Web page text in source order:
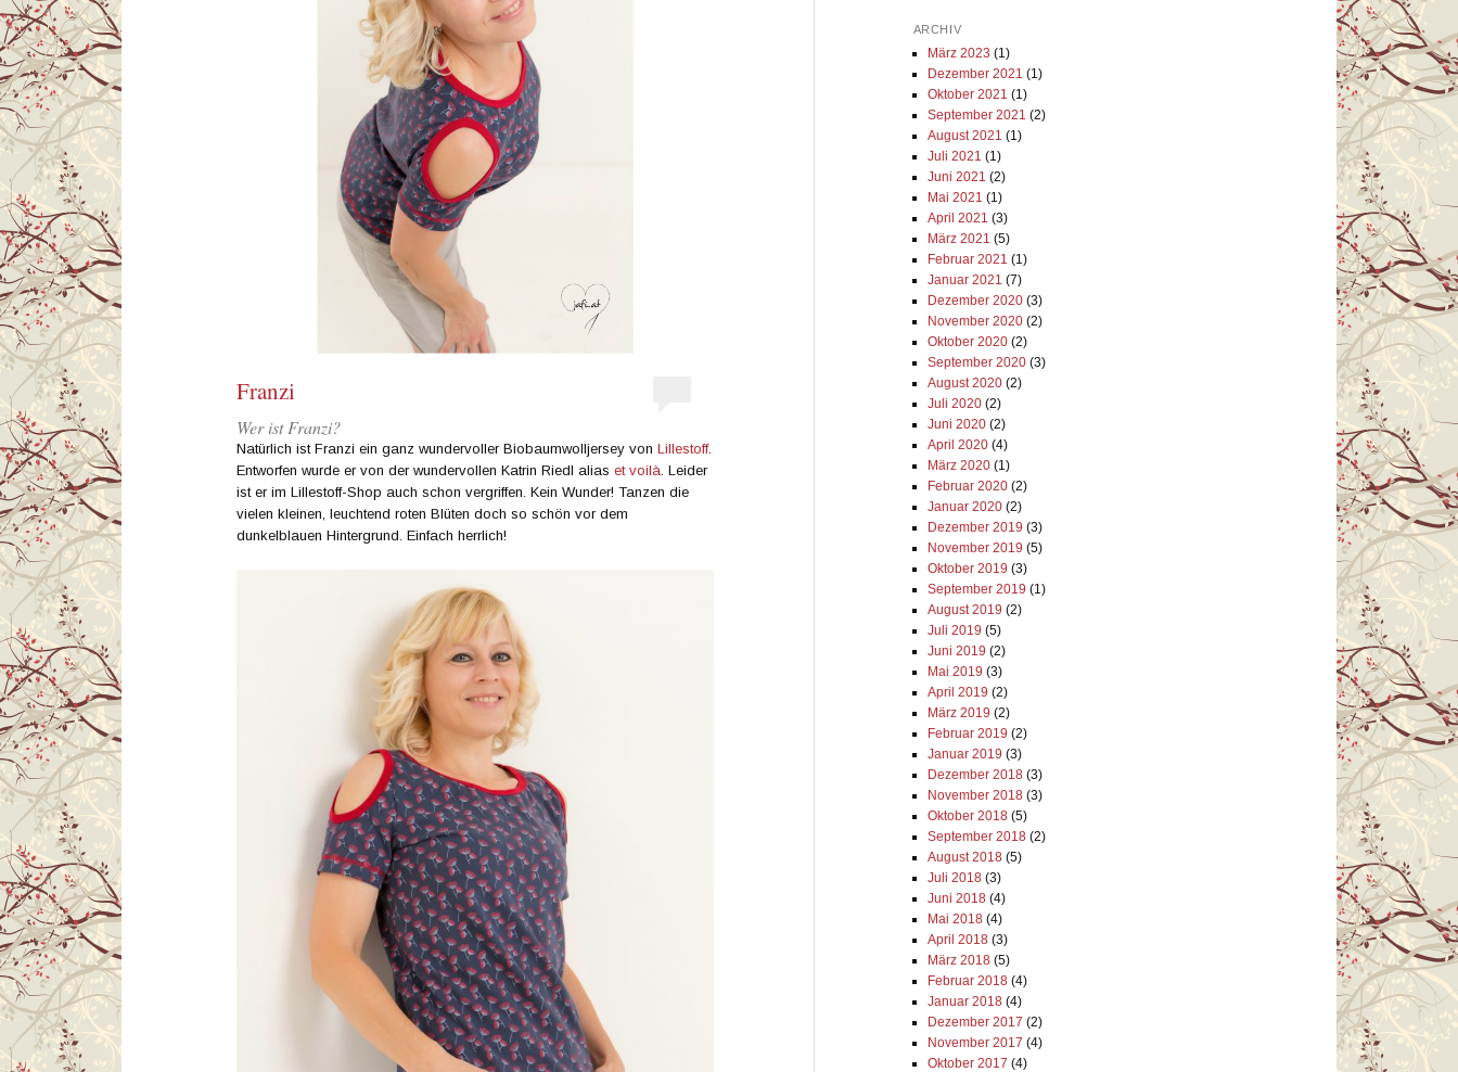
Franzi
Wer ist Franzi?
Natürlich ist Franzi ein ganz wundervoller Biobaumwolljersey von Lillestoff.
Entworfen wurde er von der wundervollen Katrin Riedl alias et voilà . Leider
ist er im Lillestoff-Shop auch schon vergriffen. Kein Wunder! Tanzen die
vielen kleinen, leuchtend roten Blüten doch so schön vor dem
dunkelblauen Hintergrund. Einfach herrlich!
ARCHIV
März 2023 (1)
Dezember 2021 (1)
Oktober 2021 (1)
September 2021 (2)
August 2021 (1)
Juli 2021 (1)
Juni 2021 (2)
Mai 2021 (1)
April 2021 (3)
März 2021 (5)
Februar 2021 (1)
Januar 2021 (7)
Dezember 2020(3)
November 2020(2)
Oktober 2020(2)
September 2020(3)
August 2020(2)
Juli 2020(2)
Juni 2020(2)
April 2020(4)
März 2020(1)
Februar 2020(2)
Januar 2020(2)
Dezember 2019 (3)
November 2019 (5)
Oktober 2019 (3)
September 2019 (1)
August 2019 (2)
Juli 2019 (5)
Juni 2019 (2)
Mai 2019 (3)
April 2019 (2)
März 2019 (2)
Februar 2019 (2)
Januar 2019 (3)
Dezember 2018(3)
November 2018(3)
Oktober 2018(5)
September 2018(2)
August 2018(5)
Juli 2018(3)
Juni 2018(4)
Mai 2018(4)
April 2018(3)
März 2018(5)
Februar 2018(4)
Januar 2018(4)
Dezember 2017 (2)
November 2017 (4)
Oktober 2017 (4)